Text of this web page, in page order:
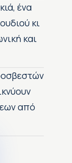
ένα
κι
και
από